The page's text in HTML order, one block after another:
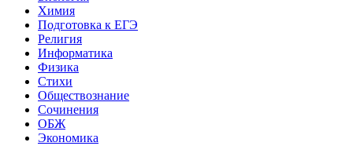
Химия
Подготовка к ЕГЭ
Религия
Информатика
Физика
Стихи
Обществознание
Сочинения
ОБЖ
Экономика